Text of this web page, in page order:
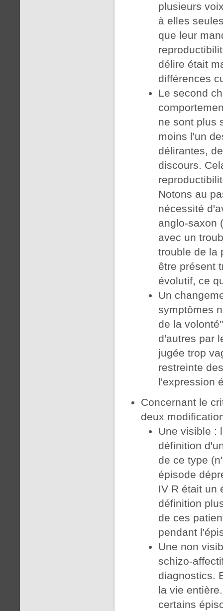
plusieurs
à elles
que leur
délire était
différences
Le second
ne sont plus
moins l'un
délirantes,
discours.
Notons au
nécessité
anglo-saxon
avec un
trouble de la
être présent
évolutif, ce
Un
symptômes
de la
d'autres par
jugée trop
restreinte
l'expression
Concernant le
deux
Une visible :
définition
de ce type
épisode
IV R était un
définition
de ces
pendant
Une non
schizo-
diagnostics.
la vie
certains